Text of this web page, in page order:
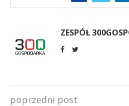
ZESPÓŁ
poprzedni post